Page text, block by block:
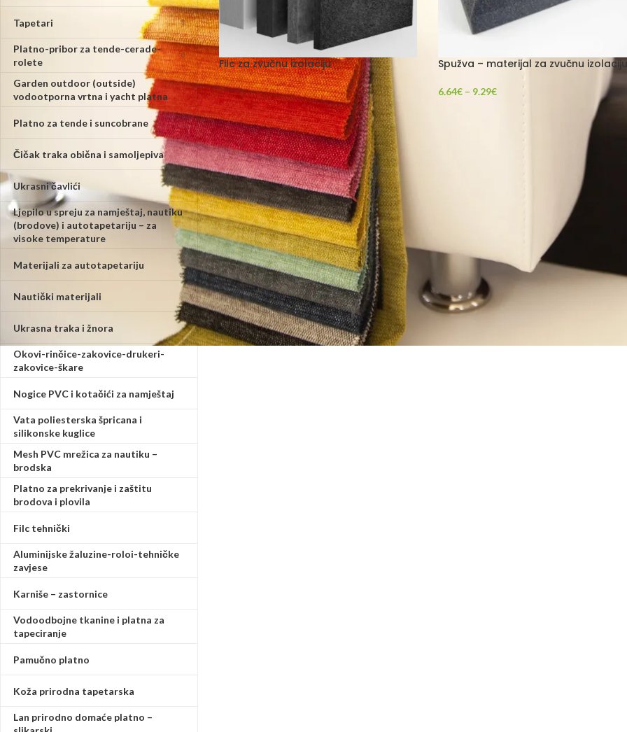
Tapetari
Platno-pribor za tende-cerade-
rolete
Garden outdoor (outside)
vodootporna vrtna i yacht platna
Platno za tende i suncobrane
Čičak traka obična i samoljepiva
Ukrasni čavlići
Ljepilo u spreju za namještaj, nautiku
(brodove) i autotapetariju – za
visoke temperature
Materijali za autotapetariju
Nautički materijali
Ukrasna traka i žnora
Okovi-rinčice-zakovice-drukeri-
zakovice-škare
Nogice PVC i kotačići za namještaj
Vata poliesterska špricana i
silikonske kuglice
Mesh PVC mrežica za nautiku –
brodska
Platno za prekrivanje i zaštitu
brodova i plovila
Filc tehnički
Aluminijske žaluzine-roloi-tehničke
zavjese
Karniše – zastornice
Vodoodbojne tkanine i platna za
tapeciranje
Pamučno platno
Koža prirodna tapetarska
Lan prirodno domaće platno –
Filc za zvučnu izolaciju Spužva – materijal za zvučnu izolaciju
6.64€ – 9.29€